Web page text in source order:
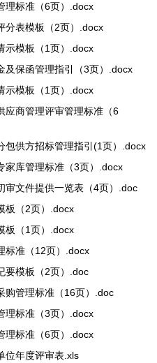
理标准（6页）.docx
分表模板（2页）.docx
示模板（1页）.docx
及保函管理指引（3页）.docx
示模板（1页）.docx
应商管理评审管理标准（6
包供方招标管理指引(1页）.docx
家库管理标准（3页）.docx
审文件提供一览表（4页）.doc
板（2页）.docx
板（1页）.docx
标准（12页）.docx
要模板（2页）.doc
购管理标准（16页）.doc
理标准（3页）.docx
理标准（6页）.docx
位年度评审表.xls